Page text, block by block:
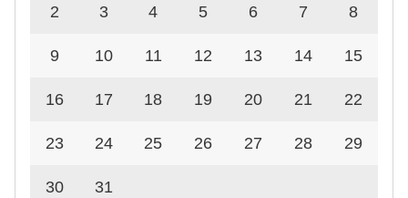
2 3 4 5 6 7 8
9 10 11 12 13 14 15
16 17 18 19 20 21 22
23 24 25 26 27 28 29
30 31